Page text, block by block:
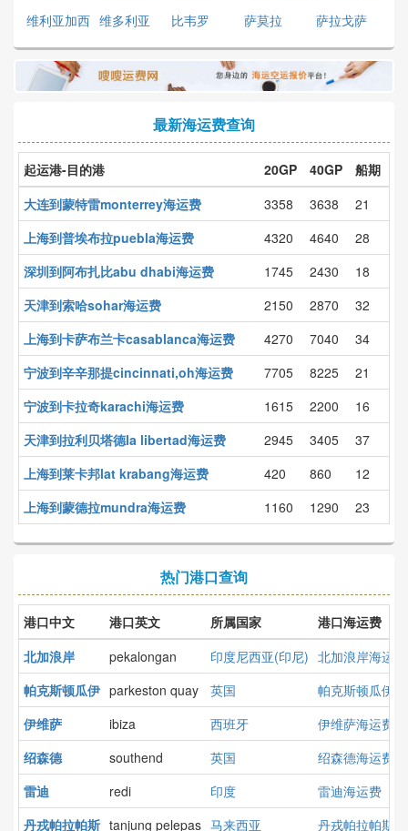
德
维利亚加西 维多利亚 比韦罗 萨莫拉 萨拉戈萨
最新海运费查询
起运港-目的港 20GP 40GP
船期
大连到蒙特雷monterrey海运费
3358 3638
21
上海到普埃布拉puebla海运费
4320 4640
28
深圳到阿布扎比abu dhabi海运费
1745 2430
18
天津到索哈sohar海运费
2150 2870
32
上海到卡萨布兰卡casablanca海运费
4270 7040
34
宁波到辛辛那提cincinnati,oh海运费
7705 8225
21
宁波到卡拉奇karachi海运费
1615 2200
16
天津到拉利贝塔德la libertad海运费
2945 3405
37
上海到莱卡邦lat krabang海运费
420 860
12
上海到蒙德拉mundra海运费
1160 1290 23
热门港口查询
港口中文 港口英文 所属国家
港口海运费
北加浪岸
pekalongan 印度尼西亚(印尼) 北加浪岸海运费
帕克斯顿瓜伊 parkeston quay 英国
帕克斯顿瓜伊
伊维萨
ibiza 西班牙
伊维萨海运费
绍森德
southend 英国
绍森德海运费
雷迪
redi 印度
雷迪海运费
丹戎帕拉帕斯 tanjung pelepas 马来西亚 丹戎帕拉帕斯